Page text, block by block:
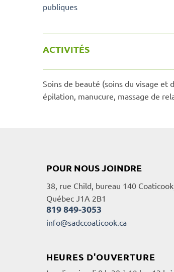
publiques
ACTIVITÉS
Soins de beauté (soins du visage et
épilation, manucure, massage de
POUR NOUS JOINDRE
38, rue Child, bureau 140 Coaticook,
Québec J1A 2B1
819 849-3053
info@sadccoaticook.ca
HEURES D'OUVERTURE